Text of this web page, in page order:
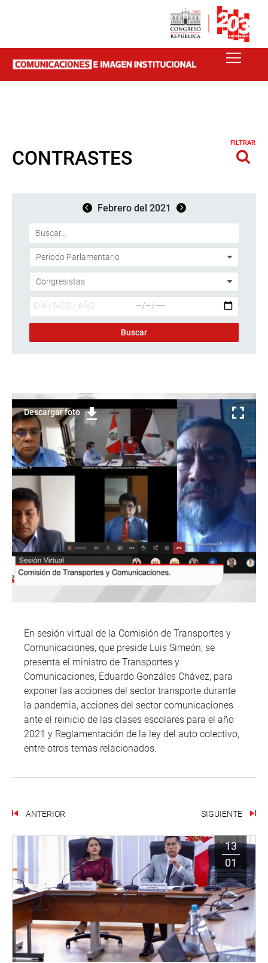
CONTRASTES
FILTRAR
Febrero del 2021
Descargar foto
En sesión virtual de la Comisión de Transportes y
Comunicaciones, que preside Luis Simeón, se
presenta el ministro de Transportes y
Comunicaciones, Eduardo Gonzáles Chávez, para
exponer las acciones del sector transporte durante
la pandemia, acciones del sector comunicaciones
ante el reinicio de las clases escolares para el año
2021 y Reglamentación de la ley del auto colectivo,
entre otros temas relacionados.
ANTERIOR SIGUIENTE
13
01